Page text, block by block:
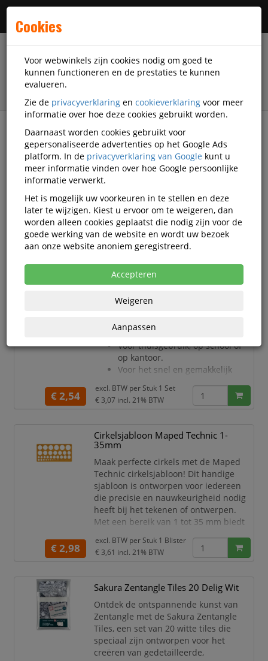
filter
Schrijfwaren
Schrijfwaar-accessoires
Sjablonen
Sjablonen
Populariteit
Lettersjabloon Linex
Set bestaande uit 10 mm, 20 mm
hoofdletters, cijfers en symbolen.
Voor thuisgebruik, op school of
op kantoor.
Voor het snel en gemakkelijk
naamborden en vele andere
doeleinden.
inkt vlekt.
Doorschijnend groen PP.
€ 2,54
excl. BTW per Stuk 1 Set
€ 3,07 incl. 21% BTW
Cirkelsjabloon Maped Technic 1-
35mm
Maak perfecte cirkels met de Maped
Technic cirkelsjabloon! Dit handige
sjabloon is ontworpen voor iedereen
die precisie en nauwkeurigheid nodig
heeft bij het tekenen of ontwerpen.
Met een bereik van 1 tot 35 mm biedt
maten, waardoor hij ideaal is voor
zowel technische tekeningen als
Gemaakt van duurzaam en transparant
materiaal, zorgt de Maped Technic
cirkelsjabloon ervoor dat je duidelij
€ 2,98
excl. BTW per Stuk 1 Blister
€ 3,61 incl. 21% BTW
Sakura Zentangle Tiles 20 Delig Wit
Ontdek de ontspannende kunst van
Zentangle met de Sakura Zentangle
Tiles, een set van 20 witte tiles die
speciaal zijn ontworpen voor het
creëren van gedetailleerde,
Cookies
Voor webwinkels zijn cookies nodig om goed te
kunnen functioneren en de prestaties te kunnen
evalueren.
Zie de privacyverklaring en cookieverklaring voor meer
informatie over hoe deze cookies gebruikt worden.
Daarnaast worden cookies gebruikt voor
gepersonaliseerde advertenties op het Google Ads
platform. In de privacyverklaring van Google kunt u
meer informatie vinden over hoe Google persoonlijke
informatie verwerkt.
Het is mogelijk uw voorkeuren in te stellen en deze
later te wijzigen. Kiest u ervoor om te weigeren, dan
worden alleen cookies geplaatst die nodig zijn voor de
goede werking van de website en wordt uw bezoek
aan onze website anoniem geregistreerd.
Accepteren
Weigeren
Aanpassen